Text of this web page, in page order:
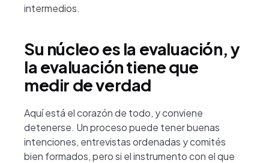
intermedios.
Su núcleo es la evaluación, y
la evaluación tiene que
medir de verdad
Aquí está el corazón de todo, y conviene
detenerse. Un proceso puede tener buenas
intenciones, entrevistas ordenadas y comités
bien formados, pero si el instrumento con el que